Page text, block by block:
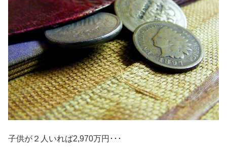
子供が２人いれば2,970万円･･･